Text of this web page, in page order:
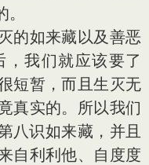
的如来藏以及善恶
我们就应该要了
短暂，而且生灭无
真实的。所以我们
识如来藏，并且
自利利他、自度度